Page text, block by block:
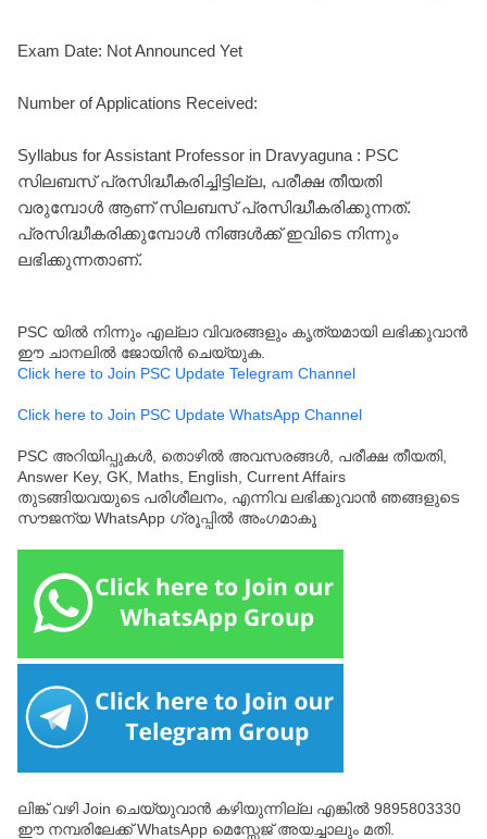
Exam Date: Not Announced Yet
Number of Applications Received:
Syllabus for Assistant Professor in Dravyaguna : PSC
സിലബസ് പ്രസിദ്ധീകരിച്ചിട്ടില്ല, പരീക്ഷ തീയതി
വരുമ്പോൾ ആണ് സിലബസ് പ്രസിദ്ധീകരിക്കുന്നത്.
പ്രസിദ്ധീകരിക്കുമ്പോൾ നിങ്ങൾക്ക് ഇവിടെ നിന്നും
ലഭിക്കുന്നതാണ്.
PSC യിൽ നിന്നും എല്ലാ വിവരങ്ങളും കൃത്യമായി ലഭിക്കുവാൻ
ഈ ചാനലിൽ ജോയിൻ ചെയ്യുക.
Click here to Join PSC Update Telegram Channel
Click here to Join PSC Update WhatsApp Channel
PSC അറിയിപ്പുകൾ, തൊഴിൽ അവസരങ്ങൾ, പരീക്ഷ തീയതി,
Answer Key, GK, Maths, English, Current Affairs
തുടങ്ങിയവയുടെ പരിശീലനം, എന്നിവ ലഭിക്കുവാൻ ഞങ്ങളുടെ
സൗജന്യ WhatsApp ഗ്രൂപ്പിൽ അംഗമാകൂ
ലിങ്ക് വഴി Join ചെയ്യുവാൻ കഴിയുന്നില്ല എങ്കിൽ 9895803330
ഈ നമ്പരിലേക്ക് WhatsApp മെസ്സേജ് അയച്ചാലും മതി.